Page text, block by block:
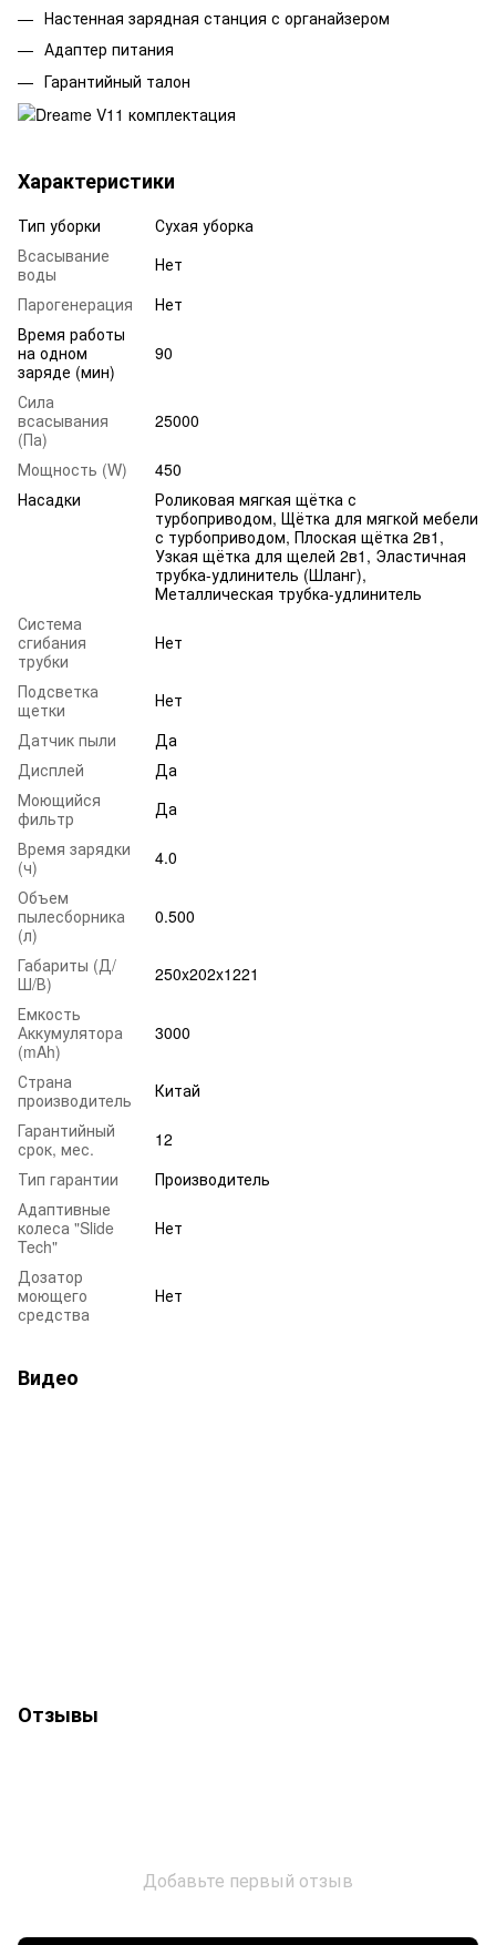
Настенная зарядная станция с органайзером
Адаптер питания
Гарантийный талон
Характеристики
Тип уборки
Сухая уборка
Всасывание
воды
Нет
Парогенерация
Нет
Время работы
на одном
заряде (мин)
90
Сила
всасывания
(Па)
25000
Мощность (W)
450
Насадки
Роликовая мягкая щётка с
турбоприводом, Щётка для мягкой мебели
с турбоприводом, Плоская щётка 2в1,
Узкая щётка для щелей 2в1, Эластичная
трубка-удлинитель (Шланг),
Металлическая трубка-удлинитель
Система
сгибания
трубки
Нет
Подсветка
щетки
Нет
Датчик пыли
Да
Дисплей
Да
Моющийся
фильтр
Да
Время зарядки
(ч)
4.0
Объем
пылесборника
(л)
0.500
Габариты (Д/
Ш/В)
250x202x1221
Емкость
Аккумулятора
(mAh)
3000
Страна
производитель
Китай
Гарантийный
срок, мес.
12
Тип гарантии
Производитель
Адаптивные
колеса "Slide
Tech"
Нет
Дозатор
моющего
средства
Нет
Видео
Отзывы
Добавьте первый отзыв